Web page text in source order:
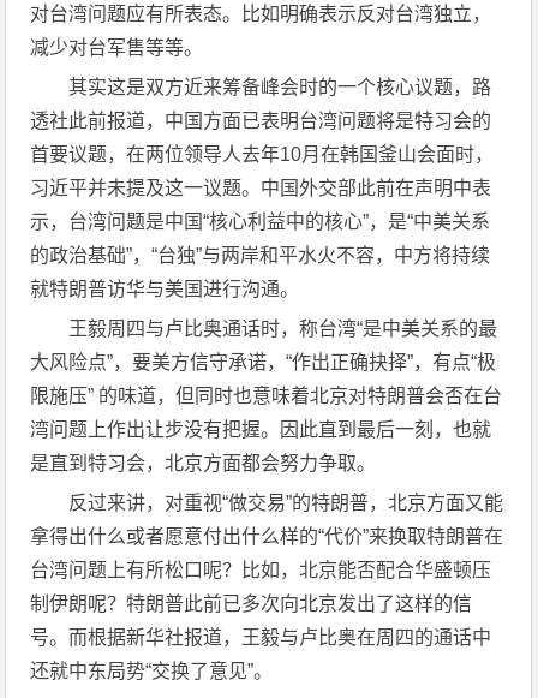
对台湾问题应有所表态。比如明确表示反对台湾独立，
减少对台军售等等。
其实这是双方近来筹备峰会时的一个核心议题，路
透社此前报道，中国方面已表明台湾问题将是特习会的
首要议题，在两位领导人去年10月在韩国釜山会面时，
习近平并未提及这一议题。中国外交部此前在声明中表
示，台湾问题是中国“核心利益中的核心”，是“中美关系
的政治基础”，“台独”与两岸和平水火不容，中方将持续
就特朗普访华与美国进行沟通。
王毅周四与卢比奥通话时，称台湾“是中美关系的最
大风险点”，要美方信守承诺，“作出正确抉择”，有点“极
限施压” 的味道，但同时也意味着北京对特朗普会否在台
湾问题上作出让步没有把握。因此直到最后一刻，也就
是直到特习会，北京方面都会努力争取。
反过来讲，对重视“做交易”的特朗普，北京方面又能
拿得出什么或者愿意付出什么样的“代价”来换取特朗普在
台湾问题上有所松口呢？比如，北京能否配合华盛顿压
制伊朗呢？特朗普此前已多次向北京发出了这样的信
号。而根据新华社报道，王毅与卢比奥在周四的通话中
还就中东局势“交换了意见”。